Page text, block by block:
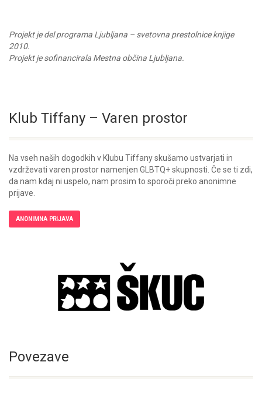
Projekt je del programa Ljubljana – svetovna prestolnice knjige
2010.
Projekt je sofinancirala Mestna občina Ljubljana.
Klub Tiffany – Varen prostor
Na vseh naših dogodkih v Klubu Tiffany skušamo ustvarjati in
vzdrževati varen prostor namenjen GLBTQ+ skupnosti. Če se ti zdi,
da nam kdaj ni uspelo, nam prosim to sporoči preko anonimne
prijave.
ANONIMNA PRIJAVA
Povezave